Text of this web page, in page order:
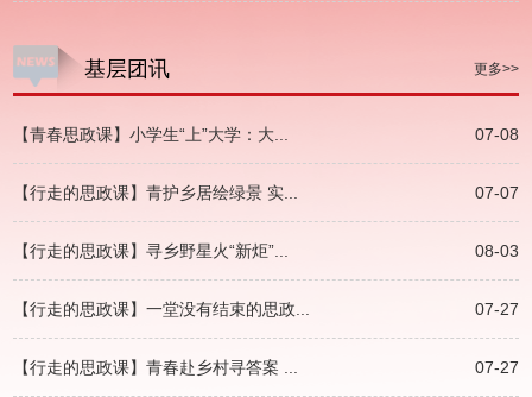
基层团讯 更多>>
07-08
【青春思政课】小学生“上”大学：大...
07-07
【行走的思政课】青护乡居绘绿景 实...
08-03
【行走的思政课】寻乡野星火“新炬”...
07-27
【行走的思政课】一堂没有结束的思政...
07-27
【行走的思政课】青春赴乡村寻答案 ...